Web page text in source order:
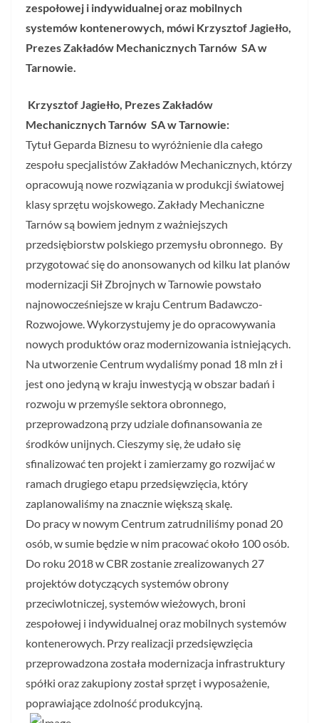
zespołowej i indywidualnej oraz mobilnych
systemów kontenerowych, mówi Krzysztof Jagiełło,
Prezes Zakładów Mechanicznych Tarnów SA w
Tarnowie.
Krzysztof Jagiełło, Prezes Zakładów
Mechanicznych Tarnów SA w Tarnowie:
Tytuł Geparda Biznesu to wyróżnienie dla całego
zespołu specjalistów Zakładów Mechanicznych, którzy
opracowują nowe rozwiązania w produkcji światowej
klasy sprzętu wojskowego. Zakłady Mechaniczne
Tarnów są bowiem jednym z ważniejszych
przedsiębiorstw polskiego przemysłu obronnego. By
przygotować się do anonsowanych od kilku lat planów
modernizacji Sił Zbrojnych w Tarnowie powstało
najnowocześniejsze w kraju Centrum Badawczo-
Rozwojowe. Wykorzystujemy je do opracowywania
nowych produktów oraz modernizowania istniejących.
Na utworzenie Centrum wydaliśmy ponad 18 mln zł i
jest ono jedyną w kraju inwestycją w obszar badań i
rozwoju w przemyśle sektora obronnego,
przeprowadzoną przy udziale dofinansowania ze
środków unijnych. Cieszymy się, że udało się
sfinalizować ten projekt i zamierzamy go rozwijać w
ramach drugiego etapu przedsięwzięcia, który
zaplanowaliśmy na znacznie większą skalę.
Do pracy w nowym Centrum zatrudniliśmy ponad 20
osób, w sumie będzie w nim pracować około 100 osób.
Do roku 2018 w CBR zostanie zrealizowanych 27
projektów dotyczących systemów obrony
przeciwlotniczej, systemów wieżowych, broni
zespołowej i indywidualnej oraz mobilnych systemów
kontenerowych. Przy realizacji przedsięwzięcia
przeprowadzona została modernizacja infrastruktury
spółki oraz zakupiony został sprzęt i wyposażenie,
poprawiające zdolność produkcyjną.